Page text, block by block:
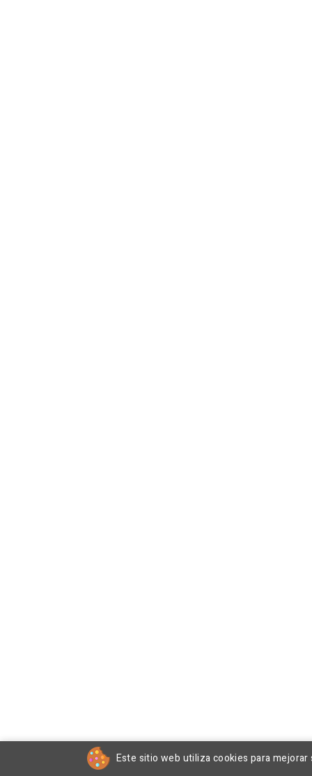
Este sitio web utiliza cookies para